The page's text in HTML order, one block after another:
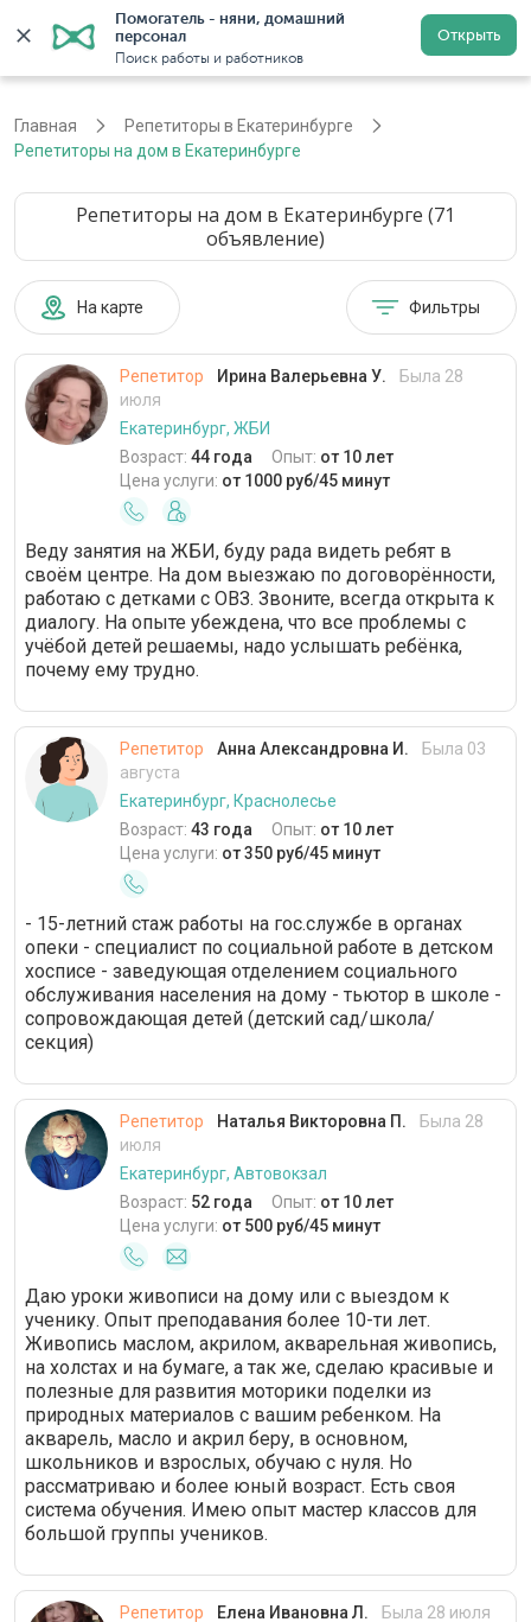
Помогатель - няни, домашний
персонал
Поиск работы и работников
Открыть
Екатеринбург Регистрация
Главная
Репетиторы в Екатеринбурге
Репетиторы на дом в Екатеринбурге
Репетиторы на дом в Екатеринбурге (71
объявление)
На карте Фильтры
Репетитор Ирина Валерьевна У.
Была 28
июля
Екатеринбург, ЖБИ
Возраст: 44 года Опыт: от 10 лет
Цена услуги: от 1000 руб/45 минут
Веду занятия на ЖБИ, буду рада видеть ребят в
своём центре. На дом выезжаю по договорённости,
работаю с детками с ОВЗ. Звоните, всегда открыта к
диалогу. На опыте убеждена, что все проблемы с
учёбой детей решаемы, надо услышать ребёнка,
почему ему трудно.
Репетитор Анна Александровна И.
Была 03
августа
Екатеринбург, Краснолесье
Возраст: 43 года Опыт: от 10 лет
Цена услуги: от 350 руб/45 минут
- 15-летний стаж работы на гос.службе в органах
опеки - специалист по социальной работе в детском
хосписе - заведующая отделением социального
обслуживания населения на дому - тьютор в школе -
сопровождающая детей (детский сад/школа/
секция)
Репетитор Наталья Викторовна П.
Была 28
июля
Екатеринбург, Автовокзал
Возраст: 52 года Опыт: от 10 лет
Цена услуги: от 500 руб/45 минут
Даю уроки живописи на дому или с выездом к
ученику. Опыт преподавания более 10-ти лет.
Живопись маслом, акрилом, акварельная живопись,
на холстах и на бумаге, а так же, сделаю красивые и
полезные для развития моторики поделки из
природных материалов с вашим ребенком. На
акварель, масло и акрил беру, в основном,
школьников и взрослых, обучаю с нуля. Но
рассматриваю и более юный возраст. Есть своя
система обучения. Имею опыт мастер классов для
большой группы учеников.
Репетитор Елена Ивановна Л.
Была 28 июля